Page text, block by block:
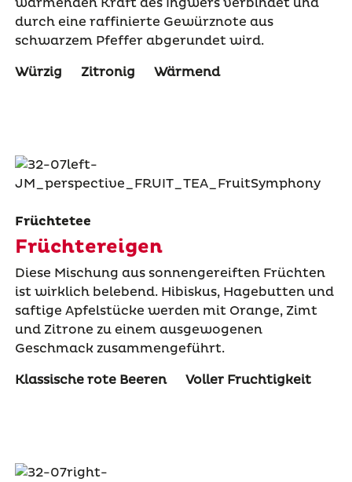
durch eine raffinierte Gewürznote aus
schwarzem Pfeffer abgerundet wird.
Würzig
Zitronig Wärmend
Früchtetee
Früchtereigen
Diese Mischung aus sonnengereiften Früchten
ist wirklich belebend. Hibiskus, Hagebutten und
saftige Apfelstücke werden mit Orange, Zimt
und Zitrone zu einem ausgewogenen
Geschmack zusammengeführt.
Klassische rote Beeren
Voller Fruchtigkeit